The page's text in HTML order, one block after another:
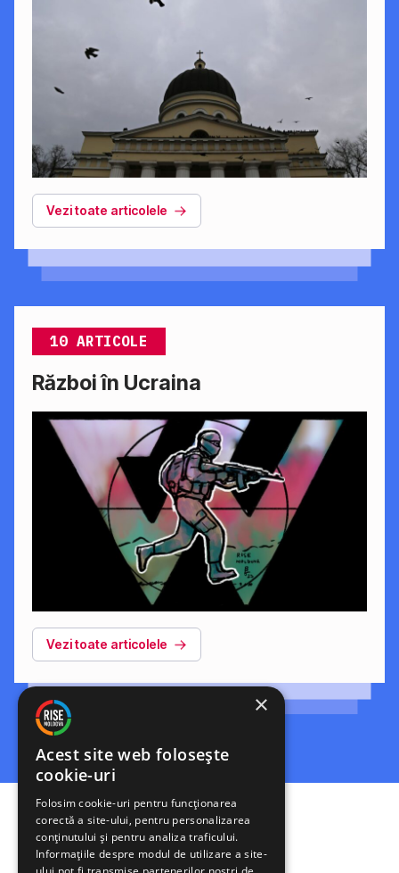
Vezi toate articolele
10 ARTICOLE
Război în Ucraina
Vezi toate articolele
×
Acest site web folosește
cookie-uri
Folosim cookie-uri pentru funcționarea
corectă a site-ului, pentru personalizarea
conținutului și pentru analiza traficului.
Informațiile despre modul de utilizare a site-